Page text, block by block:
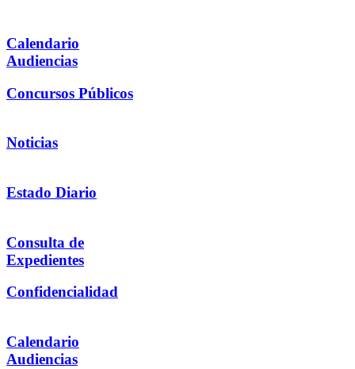
Calendario
Audiencias
Concursos Públicos
Noticias
Estado Diario
Consulta de
Expedientes
Confidencialidad
Calendario
Audiencias